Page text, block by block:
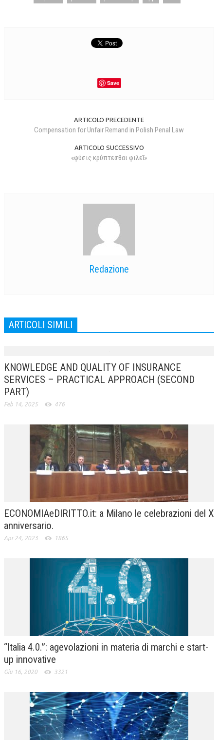
Save
ARTICOLO PRECEDENTE
Compensation for Unfair Remand in Polish Penal Law
ARTICOLO SUCCESSIVO
«φύσις κρύπτεσθαι φιλεῖ»
Redazione
ARTICOLI SIMILI
KNOWLEDGE AND QUALITY OF INSURANCE
SERVICES – PRACTICAL APPROACH (SECOND
PART)
Feb 14, 2025 476
ECONOMIAeDIRITTO.it: a Milano le celebrazioni del X
anniversario.
Apr 24, 2023 1865
“Italia 4.0.”: agevolazioni in materia di marchi e start-
up innovative
Giu 16, 2020 3321